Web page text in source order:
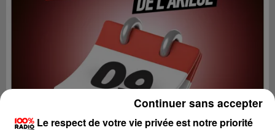
Le respect de votre vie privée est notre priorité
Continuer sans accepter